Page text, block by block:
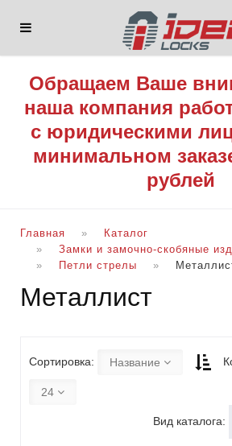
Обращаем Ваше
наша компания
с юридическими
минимальном
рублей
Главная
Каталог
Замки и замочно-скобяные
Петли стрелы
Металлист
Сортировка: Название
24
Вид каталога: